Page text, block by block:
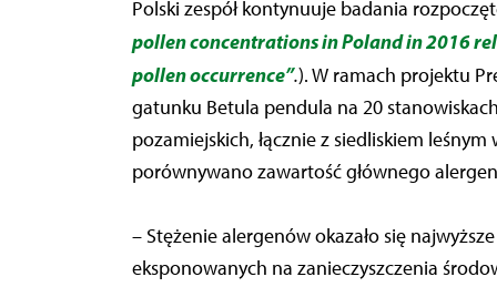
Polski zespół kontynuuje badania
pollen concentrations in Poland in 2016
pollen occurrence”.). W ramach projektu
gatunku Betula pendula na 20
pozamiejskich, łącznie z siedliskiem
porównywano zawartość głównego
– Stężenie alergenów okazało się
eksponowanych na zanieczyszczenia